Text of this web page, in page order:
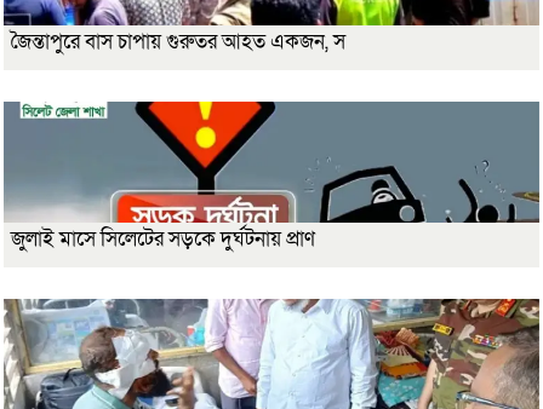
জৈন্তাপুরে বাস চাপায় গুরুতর আহত একজন, স
জুলাই মাসে সিলেটের সড়কে দুর্ঘটনায় প্রাণ